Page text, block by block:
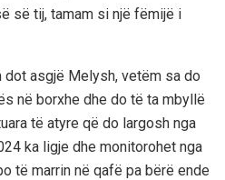
së tij, tamam si një fëmijë i
dot asgjë Melysh, vetëm sa do
në borxhe dhe do të ta mbyllë
të atyre që do largosh nga
ka ligje dhe monitorohet nga
të marrin në qafë pa bërë ende